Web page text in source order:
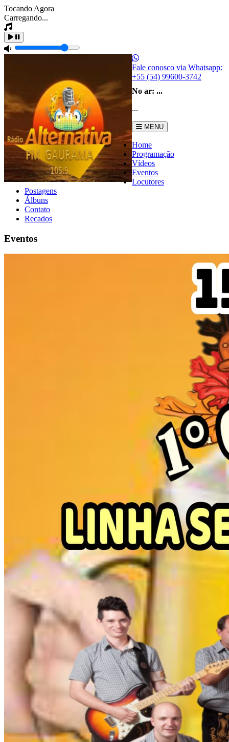
Tocando Agora
Carregando...
Fale conosco via Whatsapp:
+55 (54) 99600-3742
No ar: ...
...
MENU
Home
Programação
Vídeos
Eventos
Locutores
Postagens
Álbuns
Contato
Recados
Eventos